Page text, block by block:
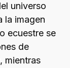
universo
la imagen
ecuestre se
de
mientras